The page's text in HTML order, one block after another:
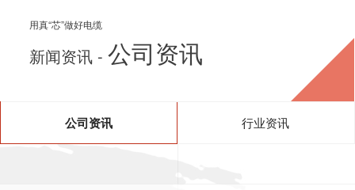
用真“芯”做好电缆
新闻资讯 - 公司资讯
公司资讯 行业资讯